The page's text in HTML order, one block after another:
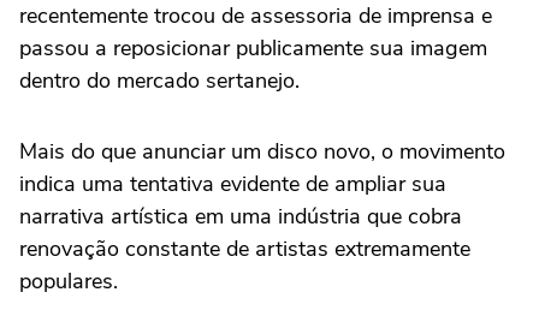
recentemente trocou de assessoria de imprensa e
passou a reposicionar publicamente sua imagem
dentro do mercado sertanejo.
Mais do que anunciar um disco novo, o movimento
indica uma tentativa evidente de ampliar sua
narrativa artística em uma indústria que cobra
renovação constante de artistas extremamente
populares.